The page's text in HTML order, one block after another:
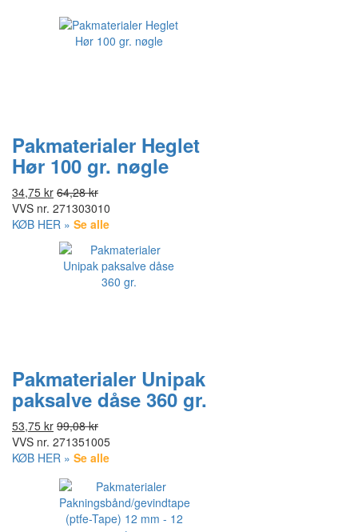
Pakmaterialer Heglet
Hør 100 gr. nøgle
34,75 kr 64,28 kr
VVS nr. 271303010
KØB HER » Se alle
Pakmaterialer Unipak
paksalve dåse 360 gr.
53,75 kr 99,08 kr
VVS nr. 271351005
KØB HER » Se alle